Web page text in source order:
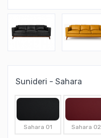
Sunideri - Sahara
Sahara 01 Sahara 02